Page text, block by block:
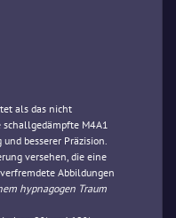
als das nicht
M4A1
besserer Präzision.
versehen, die eine
Abbildungen
hypnagogen Traum